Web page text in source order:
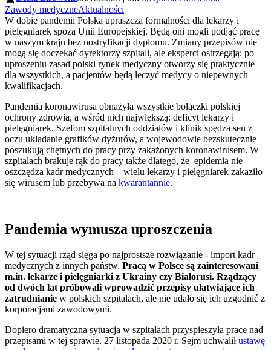
Zawody medyczneAktualności
W dobie pandemii Polska upraszcza formalności dla lekarzy i
pielęgniarek spoza Unii Europejskiej. Będą oni mogli podjąć pracę
w naszym kraju bez nostryfikacji dyplomu. Zmiany przepisów nie
mogą się doczekać dyrektorzy szpitali, ale eksperci ostrzegają: po
uproszeniu zasad polski rynek medyczny otworzy się praktycznie
dla wszystkich, a pacjentów będą leczyć medycy o niepewnych
kwalifikacjach.
Pandemia koronawirusa obnażyła wszystkie bolączki polskiej
ochrony zdrowia, a wśród nich największą: deficyt lekarzy i
pielęgniarek. Szefom szpitalnych oddziałów i klinik spędza sen z
oczu układanie grafików dyżurów, a wojewodowie bezskutecznie
poszukują chętnych do pracy przy zakażonych koronawirusem. W
szpitalach brakuje rąk do pracy także dlatego, że epidemia nie
oszczędza kadr medycznych – wielu lekarzy i pielęgniarek zakaziło
się wirusem lub przebywa na kwarantannie.
Pandemia wymusza uproszczenia
W tej sytuacji rząd sięga po najprostsze rozwiązanie - import kadr
medycznych z innych państw. Pracą w Polsce są zainteresowani
m.in. lekarze i pielęgniarki z Ukrainy czy Białorusi. Rządzący
od dwóch lat próbowali wprowadzić przepisy ułatwiające ich
zatrudnianie w polskich szpitalach, ale nie udało się ich uzgodnić z
korporacjami zawodowymi.
Dopiero dramatyczna sytuacja w szpitalach przyspieszyła prace nad
przepisami w tej sprawie. 27 listopada 2020 r. Sejm uchwaliłustawę